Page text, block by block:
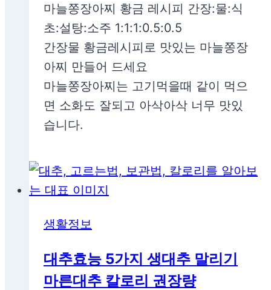
마늘쫑장아찌 황금 레시피 간장:물:식
초:설탕:소주 1:1:1:0.5:0.5
간장물 황금레시피로 맛있는 마늘쫑장
아찌 만들어 드세요
마늘쫑장아찌는 고기먹을때 같이 먹으
면 소화도 잘되고 아삭아삭 너무 맛있
습니다.
생활정보
대추효능 5가지 생대추 말리기
마른대추 칼로리 권장량